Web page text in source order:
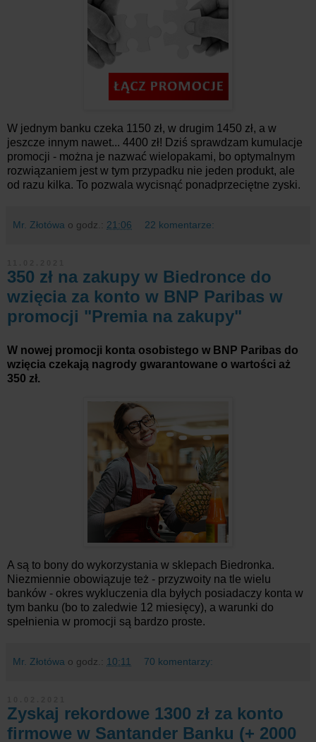
W jednym banku czeka 1150 zł, w drugim 1450 zł, a w
jeszcze innym nawet... 4400 zł! Dziś sprawdzam kumulacje
promocji - można je nazwać wielopakami, bo optymalnym
rozwiązaniem jest w tym przypadku nie jeden produkt, ale
od razu kilka. To pozwala wycisnąć ponadprzeciętne zyski.
Mr. Złotówa o godz.: 21:06 22 komentarze:
350 zł na zakupy w Biedronce do
wzięcia za konto w BNP Paribas w
promocji "Premia na zakupy"
W nowej promocji konta osobistego w BNP Paribas do
wzięcia czekają nagrody gwarantowane o wartości aż
350 zł.
A są to bony do wykorzystania w sklepach Biedronka.
Niezmiennie obowiązuje też - przyzwoity na tle wielu
banków - okres wykluczenia dla byłych posiadaczy konta w
tym banku (bo to zaledwie 12 miesięcy), a warunki do
spełnienia w promocji są bardzo proste.
Mr. Złotówa o godz.: 10:11 70 komentarzy:
Zyskaj rekordowe 1300 zł za konto
firmowe w Santander Banku (+ 2000